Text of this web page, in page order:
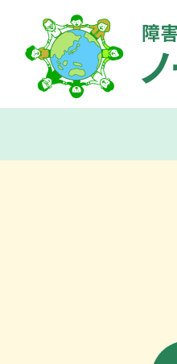
キ
プ